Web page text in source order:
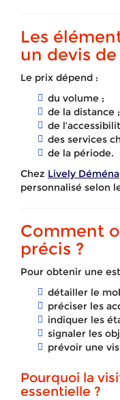
Les
un devis
Le prix dépend :
du volume ;
de la distance ;
de
des services
de la période.
Chez Lively
personnalisé selon
Comment
précis ?
Pour obtenir une
détailler le
préciser les
indiquer les
signaler les
prévoir une
Pourquoi la
essentielle ?